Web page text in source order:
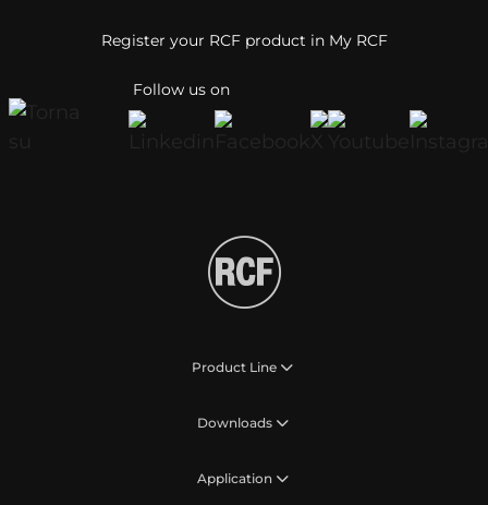
Follow us on
Register your RCF product in My RCF
Product Line
Downloads
Application